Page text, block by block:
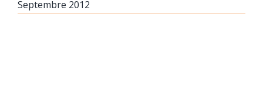
Septembre 2012